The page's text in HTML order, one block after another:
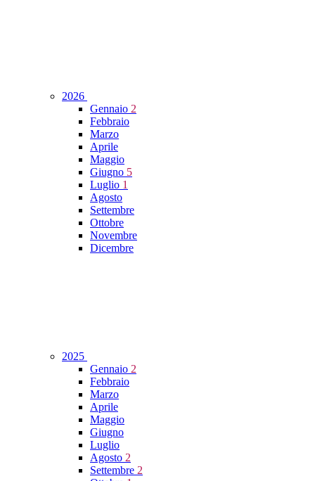
2026
Gennaio 2
Febbraio
Marzo
Aprile
Maggio
Giugno 5
Luglio 1
Agosto
Settembre
Ottobre
Novembre
Dicembre
2025
Gennaio 2
Febbraio
Marzo
Aprile
Maggio
Giugno
Luglio
Agosto 2
Settembre 2